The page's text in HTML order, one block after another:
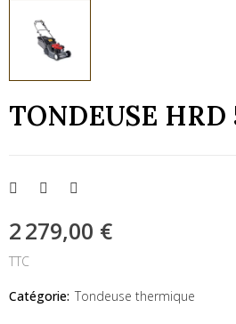
TONDEUSE HRD
2 279,00 €
TTC
Catégorie: Tondeuse thermique